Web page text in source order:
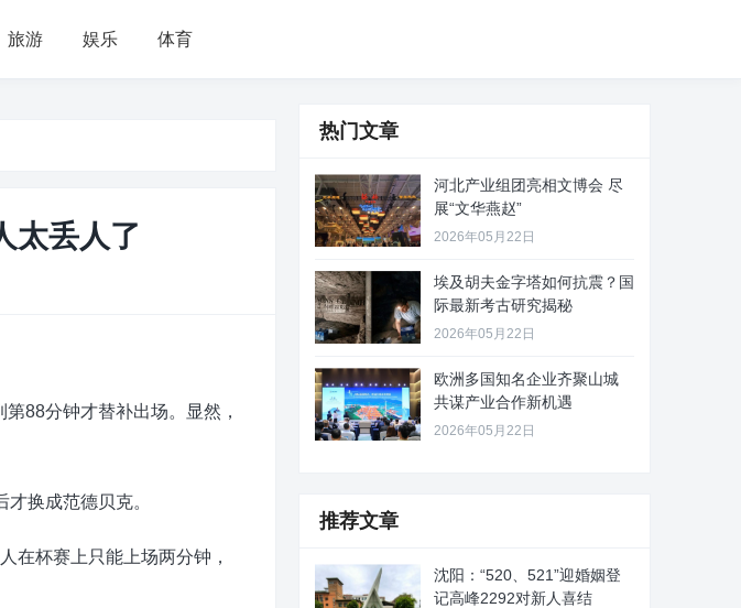
旅游 娱乐 体育
太丢人了
88分钟才替补出场。显然，
换成范德贝克。
在杯赛上只能上场两分钟，
热门文章
河北产业组团亮相文博会 尽
展“文华燕赵”
2026年05月22日
埃及胡夫金字塔如何抗震？国
际最新考古研究揭秘
2026年05月22日
欧洲多国知名企业齐聚山城
共谋产业合作新机遇
2026年05月22日
推荐文章
沈阳：“520、521”迎婚姻登
记高峰2292对新人喜结